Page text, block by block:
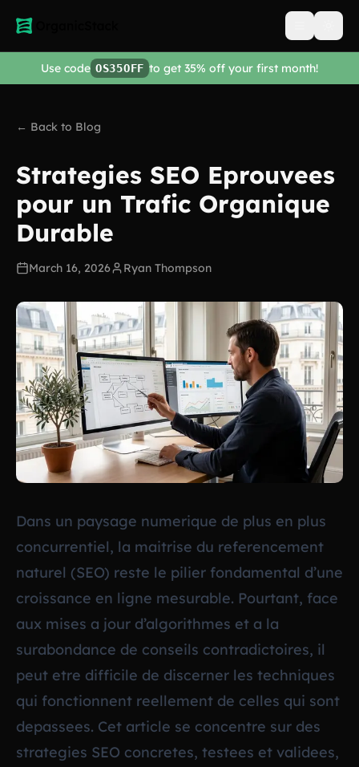
Open
Use code OS35OFF to get 35% off your first month!
← Back to Blog
Strategies SEO Eprouvees
pour un Trafic Organique
Durable
March 16, 2026 Ryan Thompson
Dans un paysage numerique de plus en plus
concurrentiel, la maitrise du referencement
naturel (SEO) reste le pilier fondamental d’une
croissance en ligne mesurable. Pourtant, face
aux mises a jour d’algorithmes et a la
surabondance de conseils contradictoires, il
peut etre difficile de discerner les techniques
qui fonctionnent reellement de celles qui sont
depassees. Cet article se concentre sur des
strategies SEO concretes, testees et validees,